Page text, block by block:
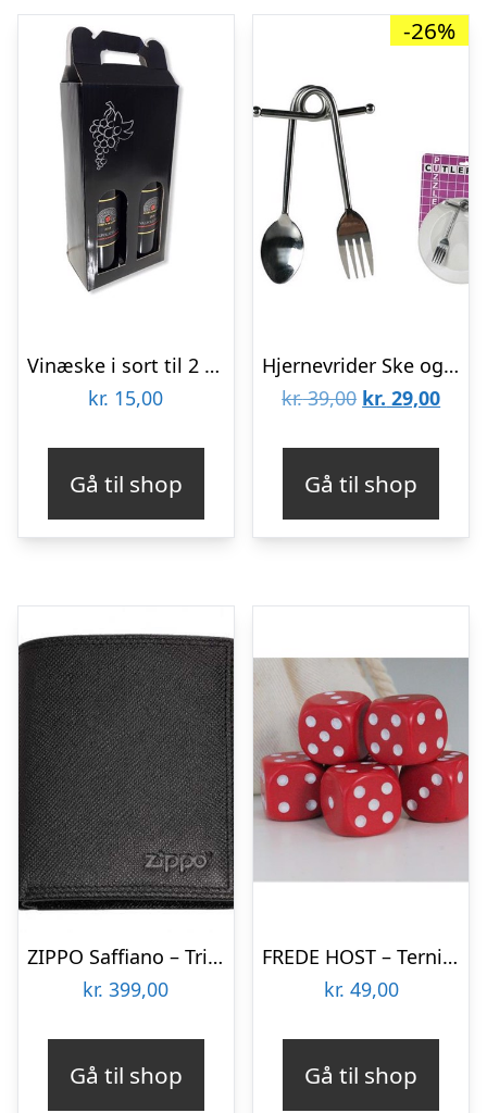
Vinæske i sort til 2 stk
kr. 15,00
Gå til shop
-26%
Hjernevrider Ske og gaffel
kr.39,00 Den
var:
kr. 39,00.
kr. 29,00Den
kr.
Gå til shop
ZIPPO Saffiano – Tri-Fold-Wallet
kr. 399,00
Gå til shop
FREDE HOST – Terninger – Red White
kr. 49,00
Gå til shop